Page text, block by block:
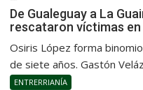
De Gualeguay a La
rescataron víctimas en
Osiris López forma
de siete años. Gastón
ENTRERRIANÍA